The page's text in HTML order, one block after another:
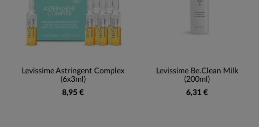
Levissime Astringent Complex
(6x3ml)
8,95 €
Levissime Be.Clean Milk
(200ml)
6,31 €